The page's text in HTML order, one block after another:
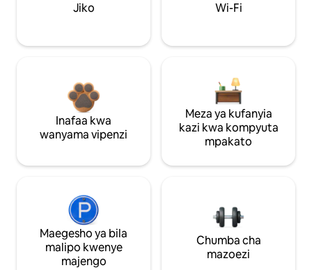
Jiko Wi-Fi
Inafaa kwa
wanyama vipenzi
Meza ya kufanyia
kazi kwa kompyuta
mpakato
Maegesho ya bila
malipo kwenye
majengo
Chumba cha
mazoezi